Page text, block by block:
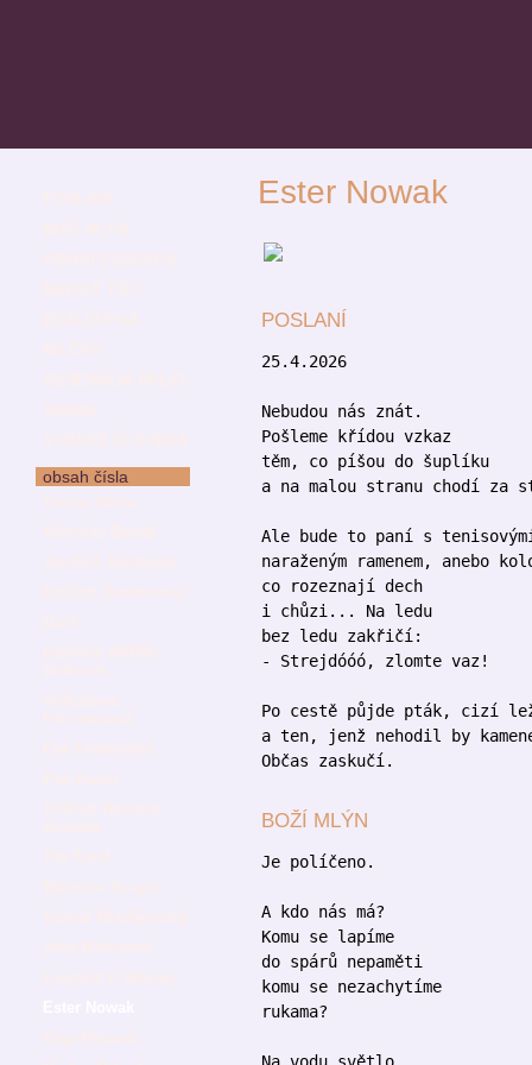
obsah čísla
Ester Nowak
POSLANÍ
25.4.2026
Nebudou nás znát.
Pošleme křídou vzkaz
těm, co píšou do šuplíku
a na malou stranu chodí za
Ale bude to paní s
naraženým ramenem, anebo
co rozeznají dech
i chůzi... Na ledu
bez ledu zakřičí:
- Strejdóóó, zlomte vaz!
Po cestě půjde pták, cizí
a ten, jenž nehodil by
Občas zaskučí.
BOŽÍ MLÝN
Je políčeno.
A kdo nás má?
Komu se lapíme
do spárů nepaměti
komu se nezachytíme
rukama?